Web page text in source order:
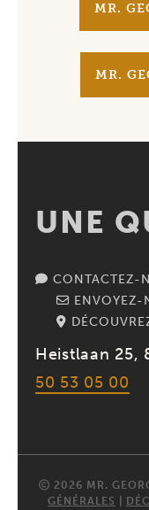
MR.
MR.
UNE
CONTACTEZ-
Heistlaan 25,
50 53 05 00
2026 MR.
GÉNÉRALES